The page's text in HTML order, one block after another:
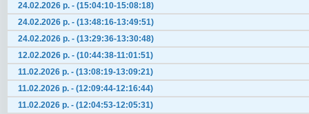
24.02.2026 р. - (15:04:10-15:08:18)
24.02.2026 р. - (13:48:16-13:49:51)
24.02.2026 р. - (13:29:36-13:30:48)
12.02.2026 р. - (10:44:38-11:01:51)
11.02.2026 р. - (13:08:19-13:09:21)
11.02.2026 р. - (12:09:44-12:16:44)
11.02.2026 р. - (12:04:53-12:05:31)